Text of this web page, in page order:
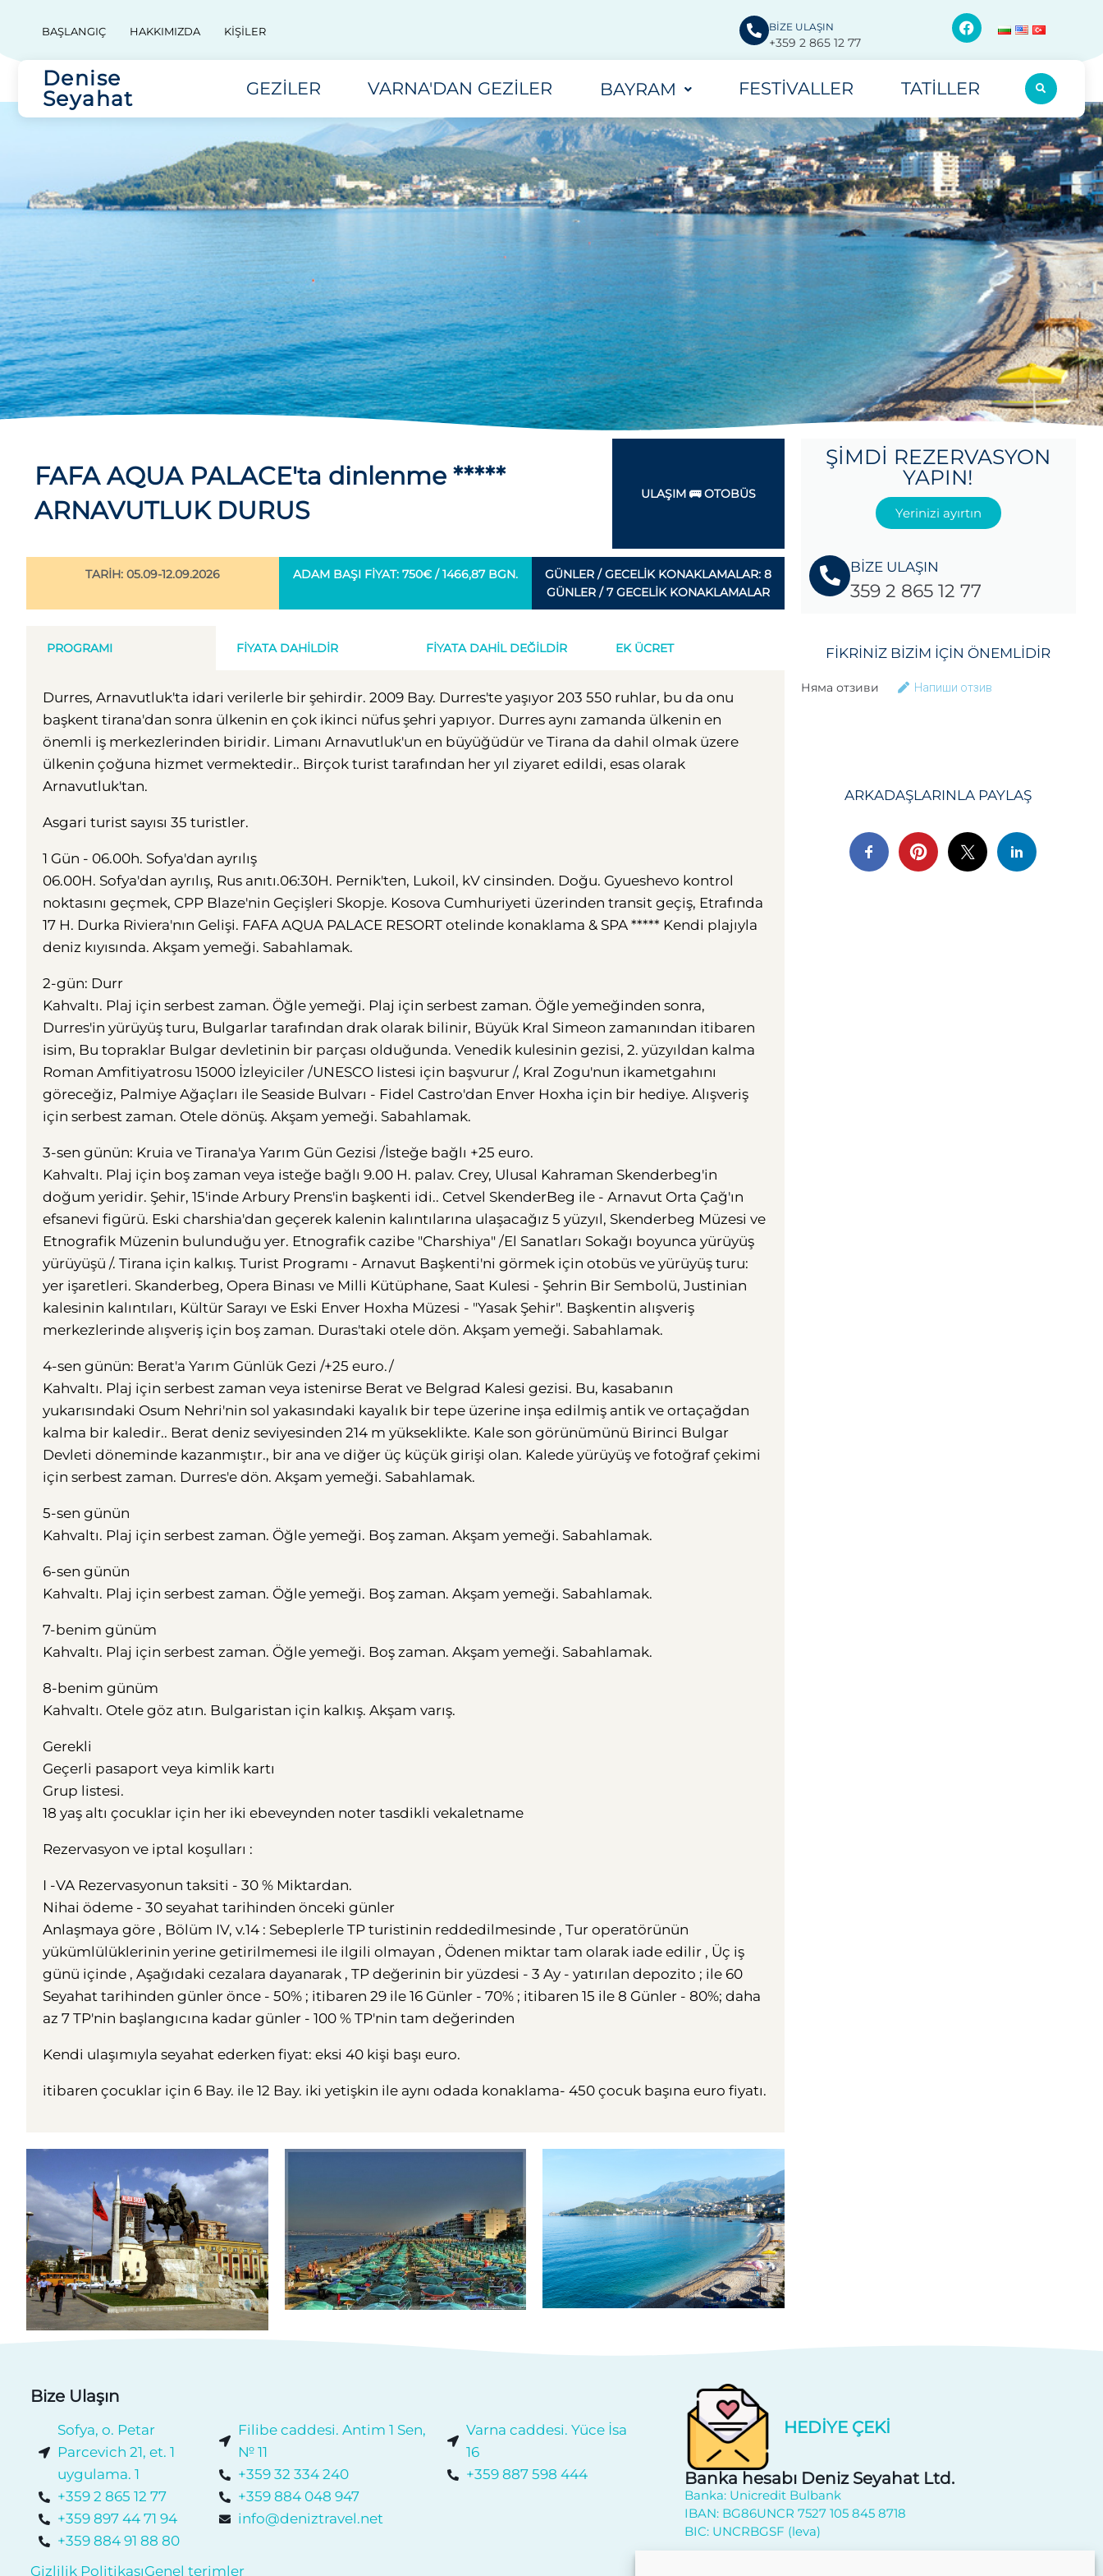
BAŞLANGIÇ HAKKIMIZDA KIŞILER BİZE ULAŞIN
+359 2 865 12 77
Denise
Seyahat
GEZILER VARNA'DAN GEZILER BAYRAM FESTIVALLER TATILLER
FAFA AQUA PALACE'ta dinlenme *****
ARNAVUTLUK DURUS
ULAŞIM 🚌 OTOBÜS
TARİH: 05.09-12.09.2026 ADAM BAŞI FIYAT: 750€ / 1466,87 BGN.
GÜNLER / GECELIK KONAKLAMALAR: 8
GÜNLER / 7 GECELIK KONAKLAMALAR
PROGRAMI FIYATA DAHILDIR FIYATA DAHIL DEĞILDIR EK ÜCRET
Durres, Arnavutluk'ta idari verilerle bir şehirdir. 2009 Bay. Durres'te yaşıyor 203 550 ruhlar, bu da onu
başkent tirana'dan sonra ülkenin en çok ikinci nüfus şehri yapıyor. Durres aynı zamanda ülkenin en
önemli iş merkezlerinden biridir. Limanı Arnavutluk'un en büyüğüdür ve Tirana da dahil olmak üzere
ülkenin çoğuna hizmet vermektedir.. Birçok turist tarafından her yıl ziyaret edildi, esas olarak
Arnavutluk'tan.
Asgari turist sayısı 35 turistler.
1 Gün - 06.00h. Sofya'dan ayrılış
06.00H. Sofya'dan ayrılış, Rus anıtı.06:30H. Pernik'ten, Lukoil, kV cinsinden. Doğu. Gyueshevo kontrol
noktasını geçmek, CPP Blaze'nin Geçişleri Skopje. Kosova Cumhuriyeti üzerinden transit geçiş, Etrafında
17 H. Durka Riviera'nın Gelişi. FAFA AQUA PALACE RESORT otelinde konaklama & SPA ***** Kendi plajıyla
deniz kıyısında. Akşam yemeği. Sabahlamak.
2-gün: Durr
Kahvaltı. Plaj için serbest zaman. Öğle yemeği. Plaj için serbest zaman. Öğle yemeğinden sonra,
Durres'in yürüyüş turu, Bulgarlar tarafından drak olarak bilinir, Büyük Kral Simeon zamanından itibaren
isim, Bu topraklar Bulgar devletinin bir parçası olduğunda. Venedik kulesinin gezisi, 2. yüzyıldan kalma
Roman Amfitiyatrosu 15000 İzleyiciler /UNESCO listesi için başvurur /, Kral Zogu'nun ikametgahını
göreceğiz, Palmiye Ağaçları ile Seaside Bulvarı - Fidel Castro'dan Enver Hoxha için bir hediye. Alışveriş
için serbest zaman. Otele dönüş. Akşam yemeği. Sabahlamak.
3-sen günün: Kruia ve Tirana'ya Yarım Gün Gezisi /İsteğe bağlı +25 euro.
Kahvaltı. Plaj için boş zaman veya isteğe bağlı 9.00 H. palav. Crey, Ulusal Kahraman Skenderbeg'in
doğum yeridir. Şehir, 15'inde Arbury Prens'in başkenti idi.. Cetvel SkenderBeg ile - Arnavut Orta Çağ'ın
efsanevi figürü. Eski charshia'dan geçerek kalenin kalıntılarına ulaşacağız 5 yüzyıl, Skenderbeg Müzesi ve
Etnografik Müzenin bulunduğu yer. Etnografik cazibe "Charshiya" /El Sanatları Sokağı boyunca yürüyüş
yürüyüşü /. Tirana için kalkış. Turist Programı - Arnavut Başkenti'ni görmek için otobüs ve yürüyüş turu:
yer işaretleri. Skanderbeg, Opera Binası ve Milli Kütüphane, Saat Kulesi - Şehrin Bir Sembolü, Justinian
kalesinin kalıntıları, Kültür Sarayı ve Eski Enver Hoxha Müzesi - "Yasak Şehir". Başkentin alışveriş
merkezlerinde alışveriş için boş zaman. Duras'taki otele dön. Akşam yemeği. Sabahlamak.
4-sen günün: Berat'a Yarım Günlük Gezi /+25 euro./
Kahvaltı. Plaj için serbest zaman veya istenirse Berat ve Belgrad Kalesi gezisi. Bu, kasabanın
yukarısındaki Osum Nehri'nin sol yakasındaki kayalık bir tepe üzerine inşa edilmiş antik ve ortaçağdan
kalma bir kaledir.. Berat deniz seviyesinden 214 m yükseklikte. Kale son görünümünü Birinci Bulgar
Devleti döneminde kazanmıştır., bir ana ve diğer üç küçük girişi olan. Kalede yürüyüş ve fotoğraf çekimi
için serbest zaman. Durres'e dön. Akşam yemeği. Sabahlamak.
5-sen günün
Kahvaltı. Plaj için serbest zaman. Öğle yemeği. Boş zaman. Akşam yemeği. Sabahlamak.
6-sen günün
Kahvaltı. Plaj için serbest zaman. Öğle yemeği. Boş zaman. Akşam yemeği. Sabahlamak.
7-benim günüm
Kahvaltı. Plaj için serbest zaman. Öğle yemeği. Boş zaman. Akşam yemeği. Sabahlamak.
8-benim günüm
Kahvaltı. Otele göz atın. Bulgaristan için kalkış. Akşam varış.
Gerekli
Geçerli pasaport veya kimlik kartı
Grup listesi.
18 yaş altı çocuklar için her iki ebeveynden noter tasdikli vekaletname
Rezervasyon ve iptal koşulları :
I -VA Rezervasyonun taksiti - 30 % Miktardan.
Nihai ödeme - 30 seyahat tarihinden önceki günler
Anlaşmaya göre , Bölüm IV, v.14 : Sebeplerle TP turistinin reddedilmesinde , Tur operatörünün
yükümlülüklerinin yerine getirilmemesi ile ilgili olmayan , Ödenen miktar tam olarak iade edilir , Üç iş
günü içinde , Aşağıdaki cezalara dayanarak , TP değerinin bir yüzdesi - 3 Ay - yatırılan depozito ; ile 60
Seyahat tarihinden günler önce - 50% ; itibaren 29 ile 16 Günler - 70% ; itibaren 15 ile 8 Günler - 80%; daha
az 7 TP'nin başlangıcına kadar günler - 100 % TP'nin tam değerinden
Kendi ulaşımıyla seyahat ederken fiyat: eksi 40 kişi başı euro.
itibaren çocuklar için 6 Bay. ile 12 Bay. iki yetişkin ile aynı odada konaklama- 450 çocuk başına euro fiyatı.
ŞIMDI REZERVASYON
YAPIN!
Yerinizi ayırtın
BİZE ULAŞIN
359 2 865 12 77
FIKRINIZ BIZIM IÇIN ÖNEMLIDIR
Няма отзиви Напиши отзив
ARKADAŞLARINLA ​​PAYLAŞ
Bize Ulaşın
Sofya, o. Petar
Parcevich 21, et. 1
uygulama. 1
+359 2 865 12 77
+359 897 44 71 94
+359 884 91 88 80
Filibe caddesi. Antim 1 Sen,
№ 11
+359 32 334 240
+359 884 048 947
info@deniztravel.net
Varna caddesi. Yüce İsa
16
+359 887 598 444
Gizlilik PolitikasıGenel terimler
HEDIYE ÇEKI
Banka hesabı Deniz Seyahat Ltd.
Banka: Unicredit Bulbank
IBAN: BG86UNCR 7527 105 845 8718
BIC: UNCRBGSF (leva)